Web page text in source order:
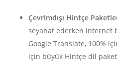
Çevrimdışı Hintçe
seyahat ederken internet
Google Translate, 100%
için büyük Hintçe dil